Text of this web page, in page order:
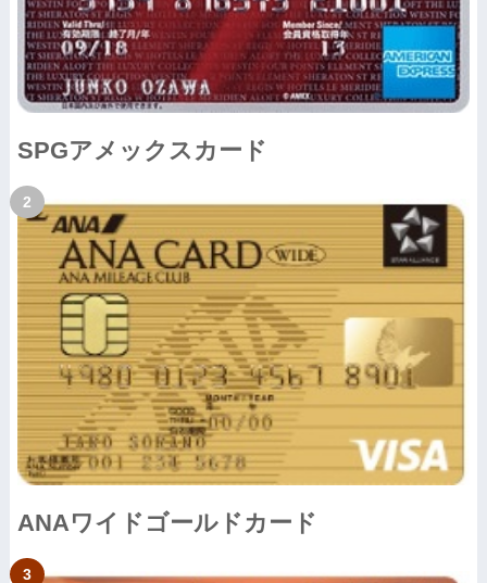
SPGアメックスカード
ANAワイドゴールドカード